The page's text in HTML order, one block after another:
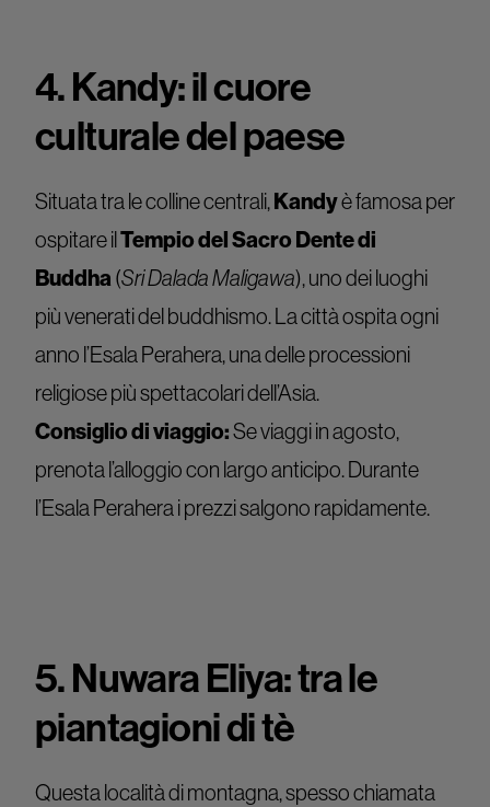
4. Kandy: il cuore
culturale del paese
Situata tra le colline centrali,Kandyè famosa per
ospitare ilTempio del Sacro Dente di
Buddha (Sri Dalada Maligawa), uno dei luoghi
più venerati del buddhismo. La città ospita ogni
anno l’Esala Perahera, una delle processioni
religiose più spettacolari dell’Asia.
Consiglio di viaggio:Se viaggi in agosto,
prenota l’alloggio con largo anticipo. Durante
l’Esala Perahera i prezzi salgono rapidamente.
5. Nuwara Eliya: tra le
piantagioni di tè
Questa località di montagna, spesso chiamata